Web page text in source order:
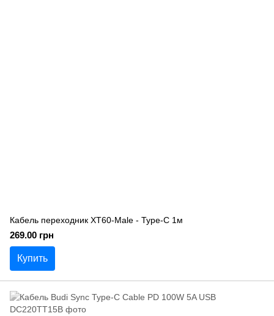
Кабель переходник XT60-Male - Type-C 1м
269.00 грн
Купить